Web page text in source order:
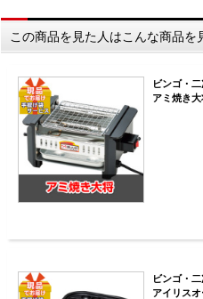
この商品を見た人はこんな商品を
ビンゴ・
アミ焼き
ビンゴ・
アイリスオ